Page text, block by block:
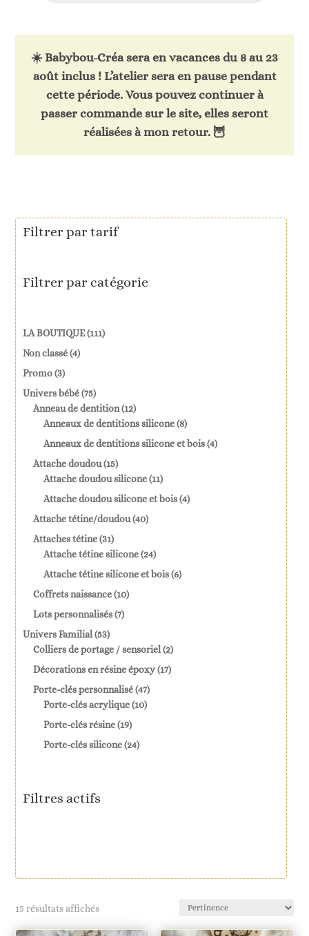
☀️Babybou-Créa sera en vacances du 8 au 23
août inclus !L’atelier sera en pause pendant
cette période. Vous pouvez continuer à
passer commande sur le site, elles seront
réalisées à mon retour. 🦉
Filtrer par tarif
Filtrer par catégorie
LA BOUTIQUE 111111
Non classé 44
Promo 33
produits
Univers bébé 7575
produits
Anneau de dentition 1212
produits
Anneaux de dentitions silicone 88
produits
Anneaux de dentitions silicone et bois 44
Attache doudou 1515
produits
Attache doudou silicone 1111
produits
Attache doudou silicone et bois 44
Attache tétine/doudou 4040
Attaches tétine 3131
produits
Attache tétine silicone 2424
produits
Attache tétine silicone et bois 66
Coffrets naissance 1010
Lots personnalisés 77
Univers Familial 5353
produits
Colliers de portage / sensoriel 22
produits
Décorations en résine époxy 1717
Porte-clés personnalisé 4747
produits
Porte-clés acrylique 1010
Porte-clés résine 1919
produits
Porte-clés silicone 2424
Filtres actifs
15 résultats affichés